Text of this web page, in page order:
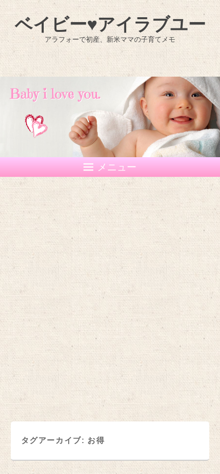
ベイビー♥アイラブユー
アラフォーで初産、新米ママの子育てメモ
メニュー
タグアーカイブ: お得